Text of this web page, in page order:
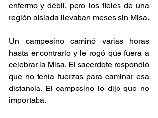
enfermo y débil, pero los fieles de una
región aislada llevaban meses sin Misa.
Un campesino caminó varias horas
hasta encontrarlo y le rogó que fuera a
celebrar la Misa. El sacerdote respondió
que no tenía fuerzas para caminar esa
distancia. El campesino le dijo que no
importaba.